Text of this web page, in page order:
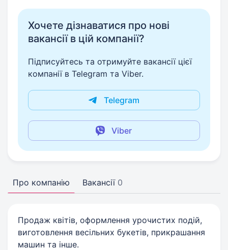
Хочете дізнаватися про нові
вакансії в цій компанії?
Підписуйтесь та отримуйте вакансії цієї
компанії в Telegram та Viber.
Telegram
Viber
Про компанію Вакансії 0
Продаж квітів, оформлення урочистих подій,
виготовлення весільних букетів, прикрашання
машин та інше.